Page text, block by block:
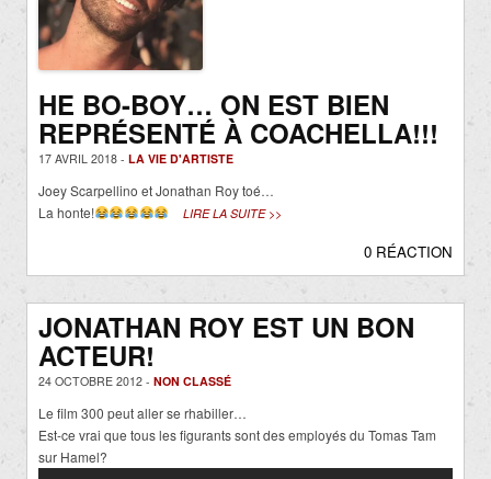
HE BO-BOY… ON EST BIEN
REPRÉSENTÉ À COACHELLA!!!
17 AVRIL 2018 - LA VIE D'ARTISTE
Joey Scarpellino et Jonathan Roy toé…
La honte!
LIRE LA SUITE >>
0 RÉACTION
JONATHAN ROY EST UN BON
ACTEUR!
24 OCTOBRE 2012 - NON CLASSÉ
Le film 300 peut aller se rhabiller…
Est-ce vrai que tous les figurants sont des employés du Tomas Tam
sur Hamel?